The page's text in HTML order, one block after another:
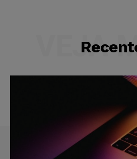
VEJA